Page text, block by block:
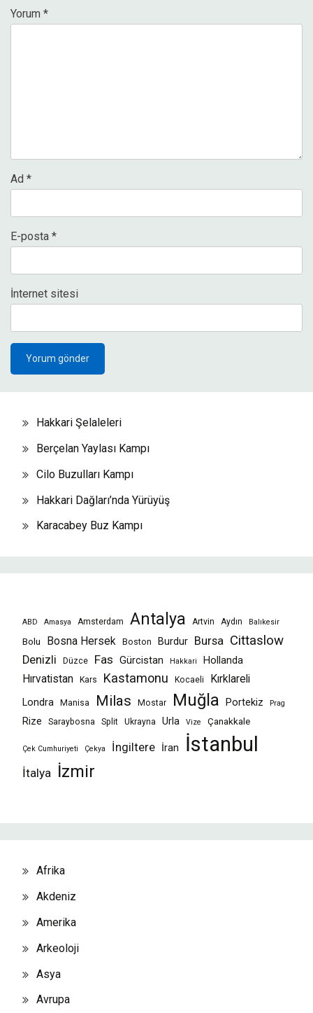
Yorum *
Ad *
E-posta *
İnternet sitesi
Hakkari Şelaleleri
Berçelan Yaylası Kampı
Cilo Buzulları Kampı
Hakkari Dağları’nda Yürüyüş
Karacabey Buz Kampı
ABD Amasya Amsterdam Antalya Artvin Aydın Balıkesir
Bolu Bosna Hersek Boston Burdur Bursa Cittaslow
Denizli Düzce Fas Gürcistan Hakkari
Hollanda
Hırvatistan
Kars Kastamonu Kocaeli
Kırklareli
Londra
Manisa Milas Mostar Muğla Portekiz Prag
Rize Saraybosna Split Ukrayna Urla Vize Çanakkale
Çek Cumhuriyeti Çekya İngiltere İran İstanbul
İtalya İzmir
Afrika
Akdeniz
Amerika
Arkeoloji
Asya
Avrupa